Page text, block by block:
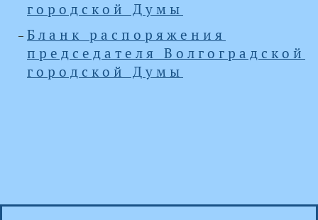
городской Думы
Бланк распоряжения
председателя Волгоградской
городской Думы